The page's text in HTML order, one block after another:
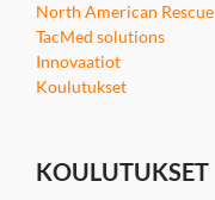
North American Rescue
TacMed solutions
Innovaatiot
Koulutukset
KOULUTUKSET